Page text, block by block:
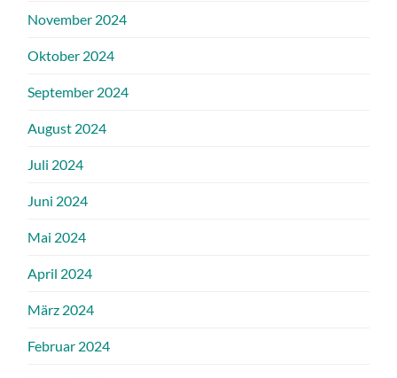
November 2024
Oktober 2024
September 2024
August 2024
Juli 2024
Juni 2024
Mai 2024
April 2024
März 2024
Februar 2024